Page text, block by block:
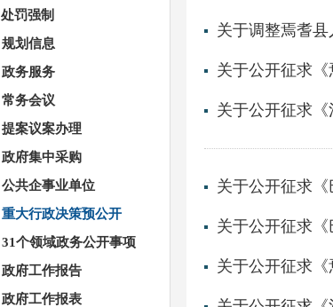
处罚强制
规划信息
政务服务
常务会议
提案议案办理
政府集中采购
公共企事业单位
重大行政决策预公开
31个领域政务公开事项
政府工作报告
政府工作报表
关于调整焉耆